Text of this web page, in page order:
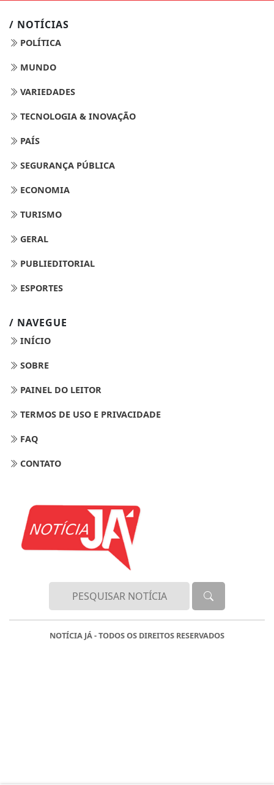
/ NOTÍCIAS
POLÍTICA
MUNDO
VARIEDADES
TECNOLOGIA & INOVAÇÃO
PAÍS
SEGURANÇA PÚBLICA
ECONOMIA
TURISMO
GERAL
PUBLIEDITORIAL
ESPORTES
/ NAVEGUE
INÍCIO
SOBRE
PAINEL DO LEITOR
TERMOS DE USO E PRIVACIDADE
FAQ
CONTATO
NOTÍCIA JÁ - TODOS OS DIREITOS RESERVADOS